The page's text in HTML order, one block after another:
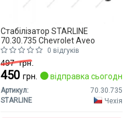
Стабілізатор STARLINE
70.30.735 Chevrolet Aveo
0 відгуків
497грн.
450 грн. відправка сьогодні
Артикул:
70.30.735
STARLINE
Чехія